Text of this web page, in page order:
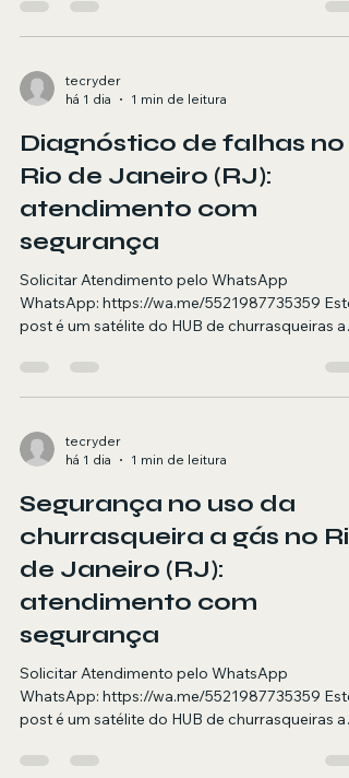
chamar um técnico para quando chamar
assistência técnica no RJ. Resumo objetivo
para quando chamar assistência técnica em
churrasqueira a gás, com foco em segurança,
WhatsApp. Resposta rápida (para pesquisa por
voz
tecryder
há 1 dia
1 min de leitura
Diagnóstico de falhas no
Rio de Janeiro (RJ):
atendimento com
segurança
Solicitar Atendimento pelo WhatsApp
WhatsApp: https://wa.me/5521987735359 Este
post é um satélite do HUB de churrasqueiras a
chamar um técnico para diagnóstico de falhas
no RJ. Resumo objetivo (para AI Overviews)
diagnóstico de falhas em churrasqueira a gás,
com foco em segurança, diagnóstico e testes
rápida (para pesquisa por voz) Se sua
churrasqueira a
tecryder
há 1 dia
1 min de leitura
Segurança no uso da
churrasqueira a gás no
de Janeiro (RJ):
atendimento com
segurança
Solicitar Atendimento pelo WhatsApp
WhatsApp: https://wa.me/5521987735359 Este
post é um satélite do HUB de churrasqueiras a
chamar um técnico para segurança no uso da